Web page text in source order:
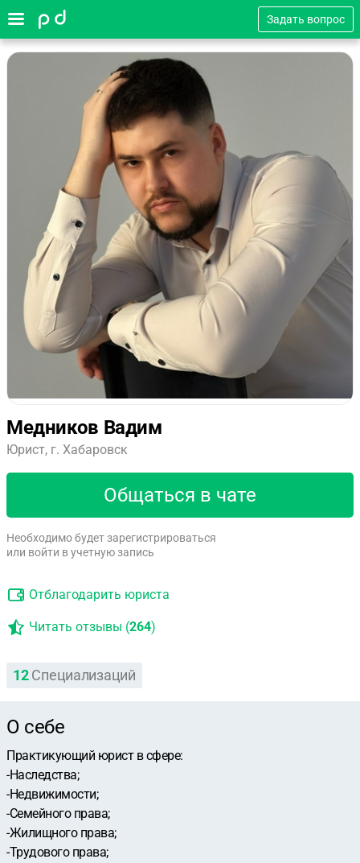
Задать вопрос
Медников Вадим
Юрист, г. Хабаровск
Общаться в чате
Необходимо будет зарегистрироваться
или войти в учетную запись
Отблагодарить юриста
Читать отзывы (264)
12 Специализаций
О себе
Практикующий юрист в сфере:
-Наследства;
-Недвижимости;
-Семейного права;
-Жилищного права;
-Трудового права;